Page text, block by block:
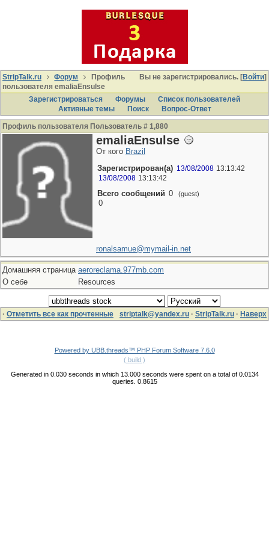
Вы не зарегистрировались. [Войти]
StripTalk.ru Форум
Профиль
пользователя emaliaEnsulse
Зарегистрироваться
Форумы
Список пользователей
Активные темы
Поиcк Вопрос-Ответ
Профиль пользователя Пользователь # 1,880
emaliaEnsulse
От кого Brazil
Зарегистрирован(а) 13/08/2008 13:13:42
13/08/2008 13:13:42
Всего сообщений 0 (guest)
0
ronalsamue@mymail-in.net
Домашняя страница aeroreclama.977mb.com
О себе
Resources
· Отметить все как прочтенные striptalk@yandex.ru · StripTalk.ru · Наверх
Powered by UBB.threads™ PHP Forum Software 7.6.0
( build )
Generated in 0.030 seconds in which 13.000 seconds were spent on a total of 0.0134
queries. 0.8615